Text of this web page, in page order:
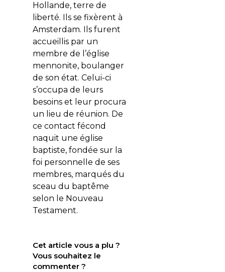
Hollande, terre de
liberté. Ils se fixèrent à
Amsterdam. Ils furent
accueillis par un
membre de l’église
mennonite, boulanger
de son état. Celui-ci
s’occupa de leurs
besoins et leur procura
un lieu de réunion. De
ce contact fécond
naquit une église
baptiste, fondée sur la
foi personnelle de ses
membres, marqués du
sceau du baptême
selon le Nouveau
Testament.
Cet article vous a plu ?
Vous souhaitez le
commenter ?